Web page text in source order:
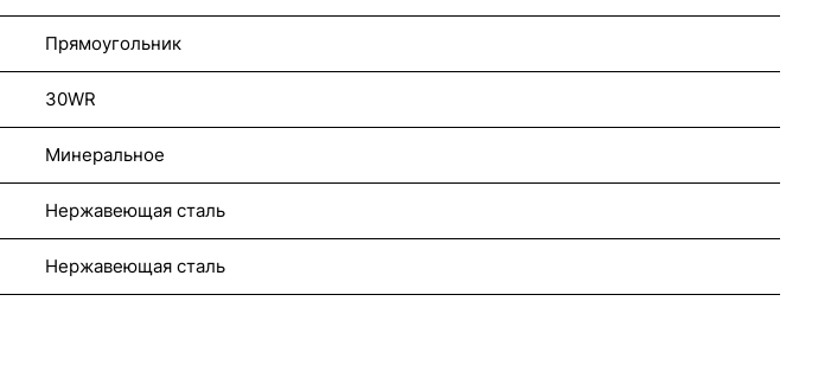
Прямоугольник
30WR
Минеральное
Нержавеющая сталь
Нержавеющая сталь